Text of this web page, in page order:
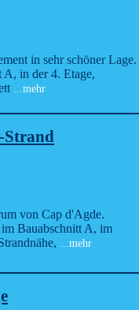
in sehr schöner Lage.
in der 4. Etage,
...mehr
Strand
von Cap d'Agde.
Bauabschnitt A, im
...mehr